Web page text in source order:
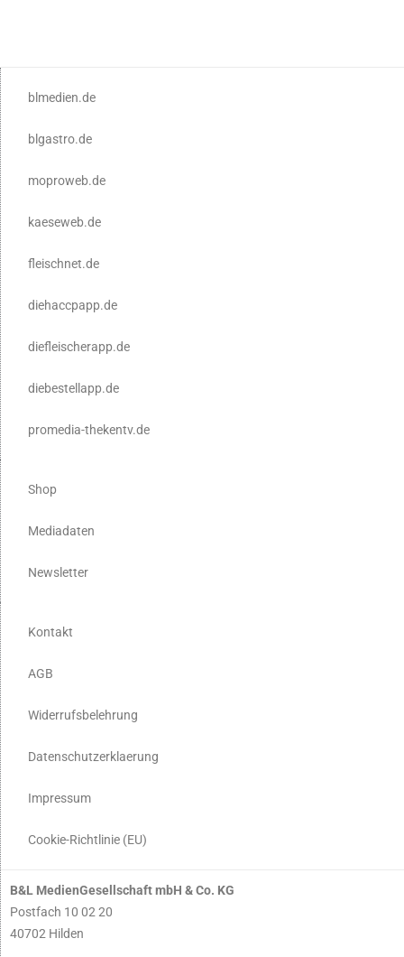
blmedien.de
blgastro.de
moproweb.de
kaeseweb.de
fleischnet.de
diehaccpapp.de
diefleischerapp.de
diebestellapp.de
promedia-thekentv.de
Shop
Mediadaten
Newsletter
Kontakt
AGB
Widerrufsbelehrung
Datenschutzerklaerung
Impressum
Cookie-Richtlinie (EU)
B&L MedienGesellschaft mbH & Co. KG
Postfach 10 02 20
40702 Hilden